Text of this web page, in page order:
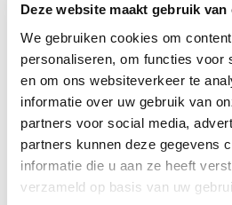
Deze website maakt gebruik van
We gebruiken cookies om
personaliseren, om functies voor
en om ons websiteverkeer te
informatie over uw gebruik van
partners voor social media,
partners kunnen deze gegevens
informatie die u aan ze heeft
verzameld op basis van uw
bewegingsonderwijs op Sinne. De
middenbouw die zindelijk zijn
zwembad met als doel watervrij
zelfredzaamheid in het water op
jaar bekijkt school opnieuw welke
kunnen naar zwemles.